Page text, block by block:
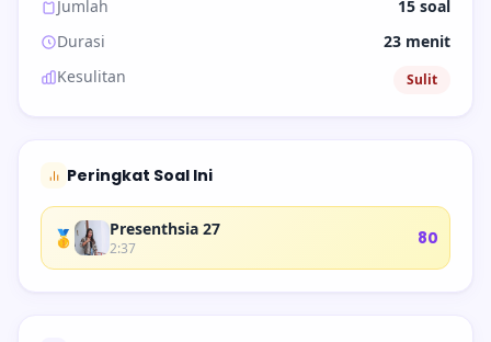
Jumlah
15 soal
Durasi
23 menit
Kesulitan
Sulit
Peringkat Soal Ini
🥇 Presenthsia 27
2:37 80